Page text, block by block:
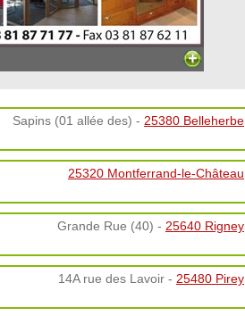
Sapins (01 allée des) - 25380 Belleherbe
25320 Montferrand-le-Château
Grande Rue (40) - 25640 Rigney
14A rue des Lavoir - 25480 Pirey